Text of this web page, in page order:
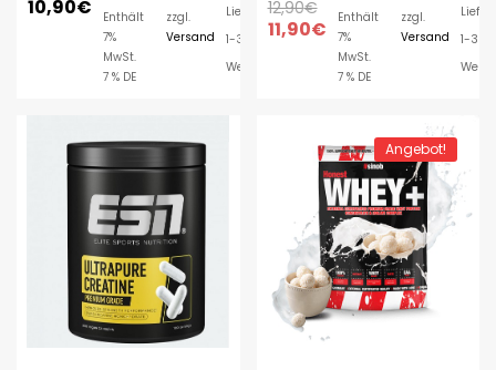
10,90€
Enthält
7%
MwSt.
7 % DE
zzgl.
Versand
Lieferzeit:
1-3
Werktage
12,90€
11,90€
Enthält
7%
MwSt.
7 % DE
zzgl.
Versand
1-3
Angebot!